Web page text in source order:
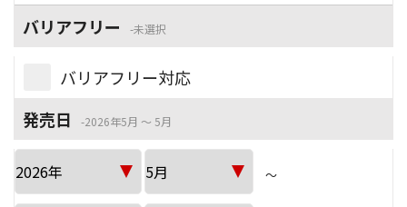
バリアフリー
未選択
バリアフリー対応
発売日
2026年5月 ～ 5月
～